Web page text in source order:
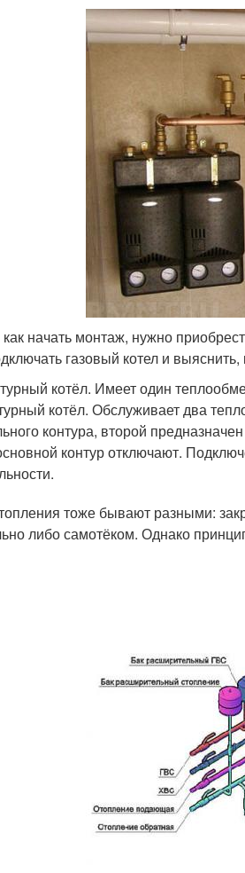
начать монтаж, нужно
газовый котел и выяснить,
котёл. Имеет один
котёл. Обслуживает два
контура, второй
контур отключают.
тоже бывают разными:
либо самотёком. Однако